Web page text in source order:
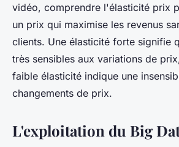
vidéo, comprendre l'élasticité prix
un prix qui maximise les revenus
clients. Une élasticité forte signifie
très sensibles aux variations de
faible élasticité indique une
changements de prix.
L'exploitation du Big